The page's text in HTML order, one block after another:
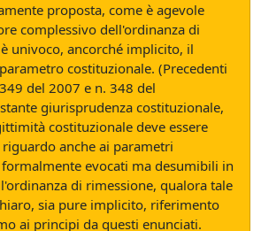
proposta, come è agevole
complessivo dell'ordinanza di
univoco, ancorché implicito, il
costituzionale. (Precedenti
del 2007 e n. 348 del
giurisprudenza costituzionale,
costituzionale deve essere
anche ai parametri
evocati ma desumibili in
di rimessione, qualora tale
sia pure implicito, riferimento
ai principi da questi enunciati.